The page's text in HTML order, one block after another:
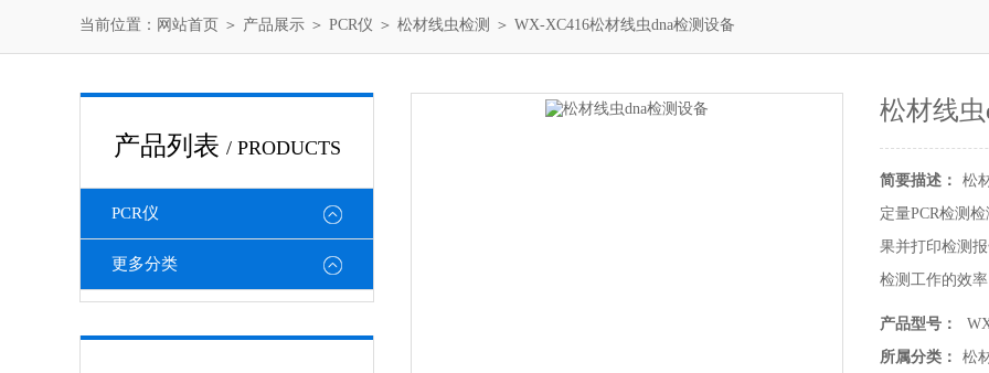
当前位置： 网站首页 ＞ 产品展示 ＞ PCR仪 ＞ 松材线虫检测 ＞ WX-XC416松材线虫dna检测设备
产品列表 / PRODUCTS
PCR仪
更多分类
松材线
简要描述：
松
定量PCR检测
果并打印检测
检测工作的效
提供了便利。
产品型号：
所属分类：
松